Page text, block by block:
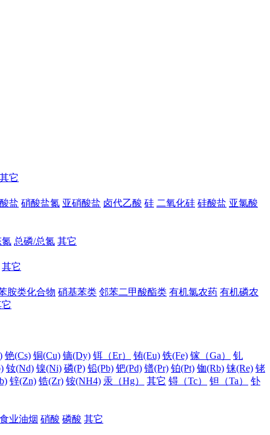
其它
盐 硝酸盐氮 亚硝酸盐 卤代乙酸 硅 二氧化硅 硅酸盐 亚氯酸
氮 总磷/总氮 其它
其它
胺类化合物 硝基苯类 邻苯二甲酸酯类 有机氯农药 有机磷农
铯(Cs) 铜(Cu) 镝(Dy) 铒（Er） 铕(Eu) 铁(Fe) 镓（Ga）
钆
钕(Nd) 镍(Ni) 磷(P) 铅(Pb) 钯(Pd) 镨(Pr) 铂(Pt) 铷(Rb) 铼(Re) 铑
锌(Zn) 锆(Zr) 铵(NH4) 汞（Hg） 其它 锝（Tc） 钽（Ta）
钋
业油烟 硝酸 磷酸 其它